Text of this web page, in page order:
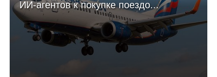
ИИ-агентов к покупке поездо...